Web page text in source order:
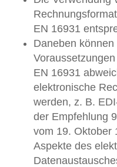
EN 16931
Daneben
EN 16931
elektronische
werden, z. B.
der Empfehlung
vom 19. Oktober
Aspekte des